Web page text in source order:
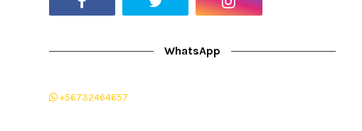
WhatsApp
+56732464657